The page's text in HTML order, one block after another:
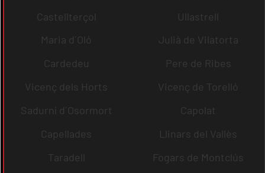
Castellterçol
Ullastrell
Maria d´Oló
Julià de Vilatorta
Cardedeu
Pere de Ribes
Vicenç dels Horts
Vicenç de Torelló
Sadurní d´Osormort
Capolat
Capellades
Llinars del Vallès
Taradell
Fogars de Montclús